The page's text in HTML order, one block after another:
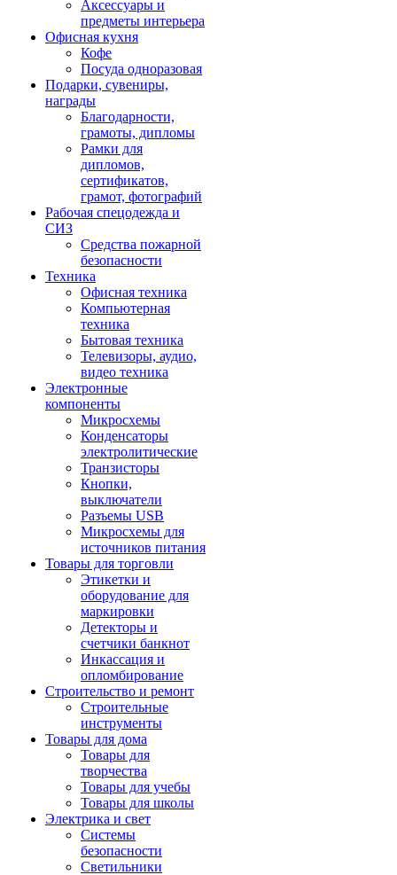
Аксессуары и
предметы интерьера
Офисная кухня
Кофе
Посуда одноразовая
Подарки, сувениры,
награды
Благодарности,
грамоты, дипломы
Рамки для
дипломов,
сертификатов,
грамот, фотографий
Рабочая спецодежда и
СИЗ
Средства пожарной
безопасности
Техника
Офисная техника
Компьютерная
техника
Бытовая техника
Телевизоры, аудио,
видео техника
Электронные
компоненты
Микросхемы
Конденсаторы
электролитические
Транзисторы
Кнопки,
выключатели
Разъемы USB
Микросхемы для
источников питания
Товары для торговли
Этикетки и
оборудование для
маркировки
Детекторы и
счетчики банкнот
Инкассация и
опломбирование
Строительство и ремонт
Строительные
инструменты
Товары для дома
Товары для
творчества
Товары для учебы
Товары для школы
Электрика и свет
Системы
безопасности
Светильники